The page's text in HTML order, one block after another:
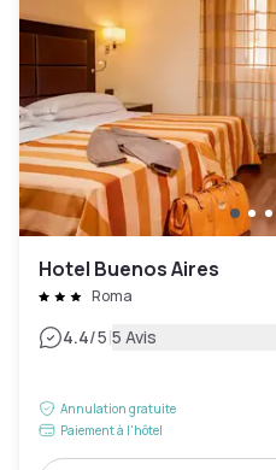
Hotel Buenos Aires
Roma
4.4/5|5 Avis
Annulation gratuite
Paiement à l'hôtel